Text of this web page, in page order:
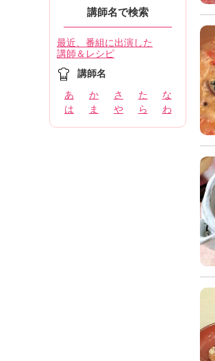
講師名で検索
最近、番組に出演した
講師＆レシピ
講師名
あ か さ た
な
は
ま や ら わ